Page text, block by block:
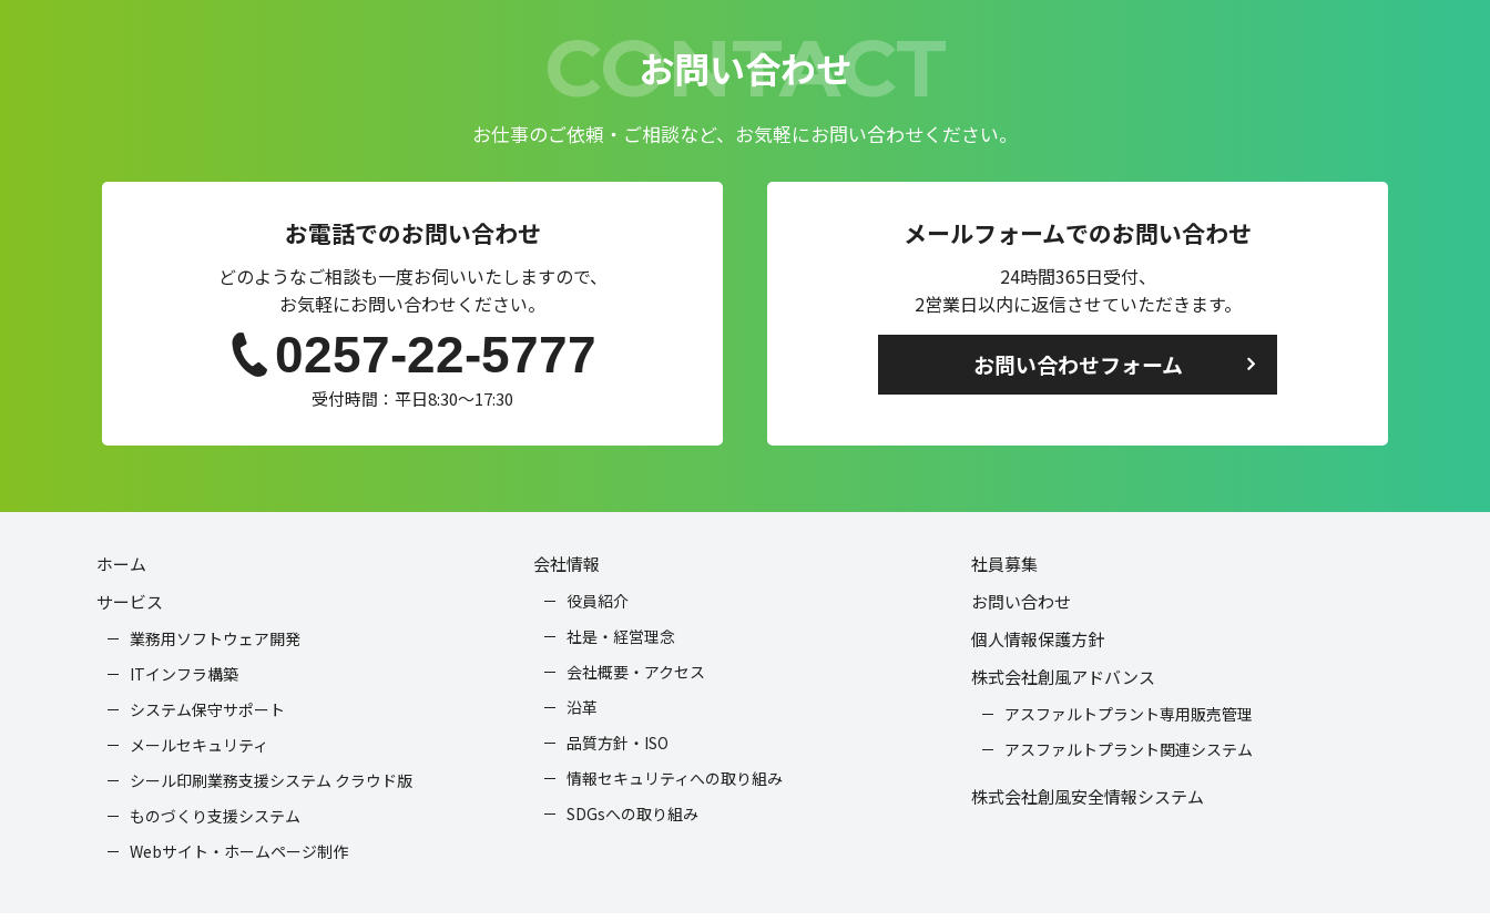
お問い合わせ
CONTACT
お仕事のご依頼・ご相談など、お気軽にお問い合わせください。
お電話でのお問い合わせ
どのようなご相談も一度お伺いいたしますので、
お気軽にお問い合わせください。
0257-22-5777
受付時間：平日8:30～17:30
メールフォームでのお問い合わせ
24時間365日受付、
2営業日以内に返信させていただきます。
お問い合わせフォーム
ホーム
サービス
業務用ソフトウェア開発
ITインフラ構築
システム保守サポート
メールセキュリティ
シール印刷業務支援システム クラウド版
ものづくり支援システム
Webサイト・ホームページ制作
会社情報
役員紹介
社是・経営理念
会社概要・アクセス
沿革
品質方針・ISO
情報セキュリティへの取り組み
SDGsへの取り組み
社員募集
お問い合わせ
個人情報保護方針
株式会社創風アドバンス
アスファルトプラント専用販売管理
アスファルトプラント関連システム
株式会社創風安全情報システム